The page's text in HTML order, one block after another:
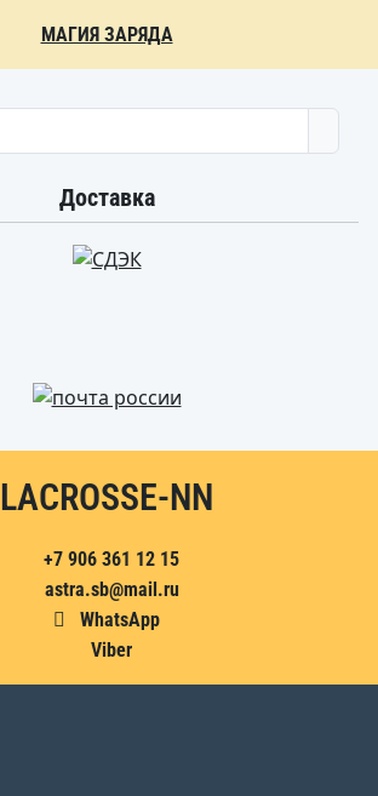
МАГИЯ ЗАРЯДА
Доставка
LACROSSE-NN
+7 906 361 12 15
astra.sb@mail.ru
WhatsApp
Viber